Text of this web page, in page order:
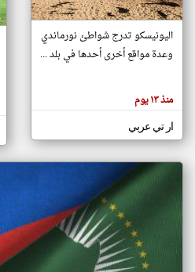
أهم
هنا عن
وجهة
كاتبيها.
اليونيسكو تدرج شواطئ نورماندي
وعدة مواقع أخرى أحدها في بلد ...
منذ ١٣ يوم
ار تي عربي